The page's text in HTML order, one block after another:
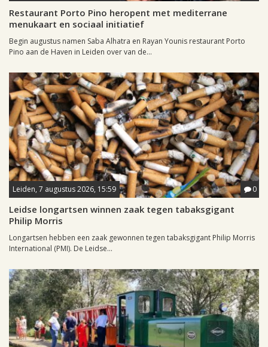
Restaurant Porto Pino heropent met mediterrane
menukaart en sociaal initiatief
Begin augustus namen Saba Alhatra en Rayan Younis restaurant Porto
Pino aan de Haven in Leiden over van de...
Leiden, 7 augustus 2026, 15:59 0
Leidse longartsen winnen zaak tegen tabaksgigant
Philip Morris
Longartsen hebben een zaak gewonnen tegen tabaksgigant Philip Morris
International (PMI). De Leidse...